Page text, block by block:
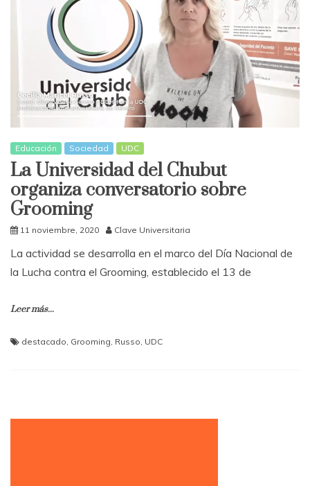
Educación Sociedad UDC
La Universidad del Chubut
organiza conversatorio sobre
Grooming
11 noviembre, 2020 Clave Universitaria
La actividad se desarrolla en el marco del Día Nacional de
la Lucha contra el Grooming, establecido el 13 de
Leer más...
destacado, Grooming, Russo, UDC